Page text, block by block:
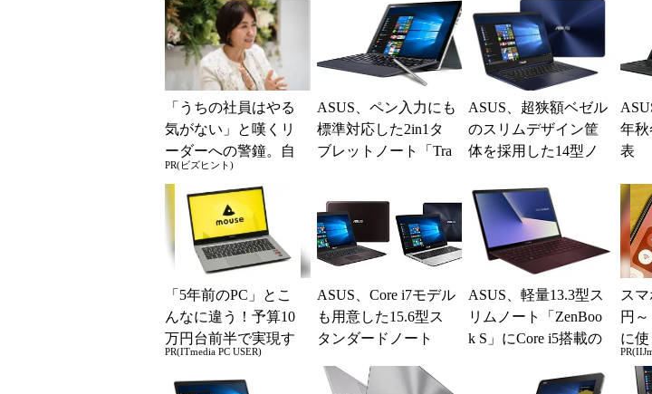
「うちの社員はやる
気がない」と嘆くリ
ーダーへの警鐘。自
律型組織をつくる前
に外せない、たった
一つの順番
PR(ビズヒント)
ASUS、ペン入力にも
標準対応した2in1タ
ブレットノート「Tra
ASUS、超狭額ベゼル
のスリムデザイン筐
体を採用した14型ノ
X430U...
年秋
表
「5年前のPC」とこ
んなに違う！予算10
万円台前半で実現す
る快適PCライフ
PR(ITmedia PC USER)
ASUS、Core i7モデル
も用意した15.6型ス
タンダードノート
A...
ASUS、軽量13.3型ス
リムノート「ZenBoo
k S」にCore i5搭載の
ス
円
に
実施